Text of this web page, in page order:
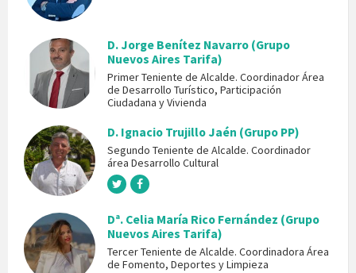
D. Jorge Benítez Navarro (Grupo
Nuevos Aires Tarifa)
Primer Teniente de Alcalde. Coordinador Área
de Desarrollo Turístico, Participación
Ciudadana y Vivienda
D. Ignacio Trujillo Jaén (Grupo PP)
Segundo Teniente de Alcalde. Coordinador
área Desarrollo Cultural
Dª. Celia María Rico Fernández (Grupo
Nuevos Aires Tarifa)
Tercer Teniente de Alcalde. Coordinadora Área
de Fomento, Deportes y Limpieza